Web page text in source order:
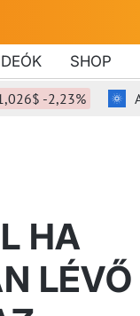
SHOP
-2,23% ADA
HA
LÉVŐ